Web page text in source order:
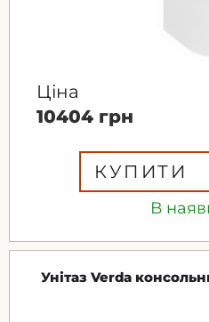
В
Ціна
10404 грн
КУПИТИ
Унітаз Verda